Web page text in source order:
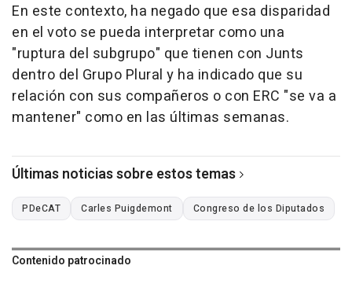
En este contexto, ha negado que esa disparidad
en el voto se pueda interpretar como una
"ruptura del subgrupo" que tienen con Junts
dentro del Grupo Plural y ha indicado que su
relación con sus compañeros o con ERC "se va a
mantener" como en las últimas semanas.
Últimas noticias sobre estos temas
PDeCAT Carles Puigdemont Congreso de los Diputados
Contenido patrocinado